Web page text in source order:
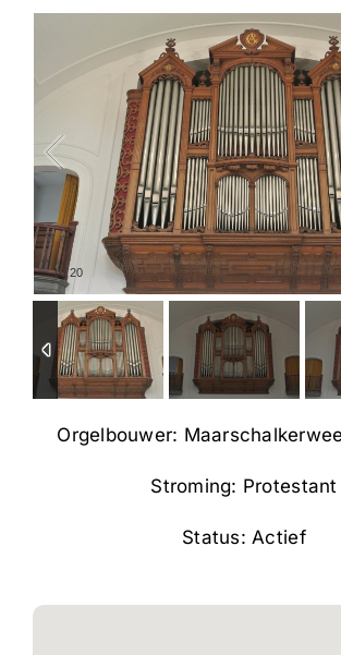
1/20
Orgelbouwer:
Stroming: Protestant
Status: Actief